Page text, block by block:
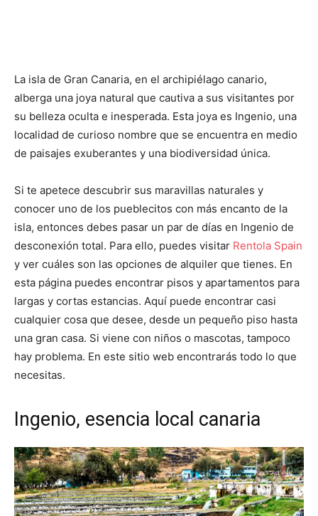
La isla de Gran Canaria, en el archipiélago canario,
alberga una joya natural que cautiva a sus visitantes por
su belleza oculta e inesperada. Esta joya es Ingenio, una
localidad de curioso nombre que se encuentra en medio
de paisajes exuberantes y una biodiversidad única.
Si te apetece descubrir sus maravillas naturales y
conocer uno de los pueblecitos con más encanto de la
isla, entonces debes pasar un par de días en Ingenio de
desconexión total. Para ello, puedes visitar Rentola Spain
y ver cuáles son las opciones de alquiler que tienes. En
esta página puedes encontrar pisos y apartamentos para
largas y cortas estancias. Aquí puede encontrar casi
cualquier cosa que desee, desde un pequeño piso hasta
una gran casa. Si viene con niños o mascotas, tampoco
hay problema. En este sitio web encontrarás todo lo que
necesitas.
Ingenio, esencia local canaria